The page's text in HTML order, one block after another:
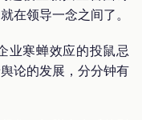
在领导一念之间了。
业寒蝉效应的投鼠忌
论的发展，分分钟有